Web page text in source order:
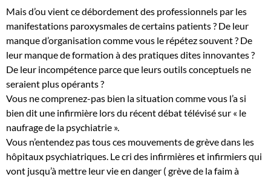
Mais d’ou vient ce débordement des professionnels par les
manifestations paroxysmales de certains patients ? De leur
manque d’organisation comme vous le répétez souvent ? De
leur manque de formation à des pratiques dites innovantes ?
De leur incompétence parce que leurs outils conceptuels ne
seraient plus opérants ?
Vous ne comprenez-pas bien la situation comme vous l’a si
bien dit une infirmière lors du récent débat télévisé sur « le
naufrage de la psychiatrie ».
Vous n’entendez pas tous ces mouvements de grève dans les
hôpitaux psychiatriques. Le cri des infirmières et infirmiers qui
vont jusqu’à mettre leur vie en danger ( grève de la faim à